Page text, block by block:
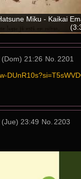
Miku - Kaikai
21:26 No. 2201
23:49 No. 2203